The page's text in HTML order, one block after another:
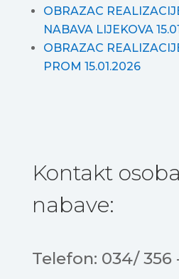
OBRAZAC
NABAVA LIJEKOVA
OBRAZAC
PROM 15.01.2026
Kontakt
nabave:
Telefon: 034/ 356